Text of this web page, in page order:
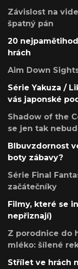
Závislost na
špatný pán
20
hrách
Aim Down
Série Yakuza /
vás japonské
Shadow of the
se jen tak
Blbuvzdornost
boty zábavy?
Série Final
začátečníky
Filmy, které se
nepřiznají)
Z porodnice do
mléko: šílené
Střílet ve hrách